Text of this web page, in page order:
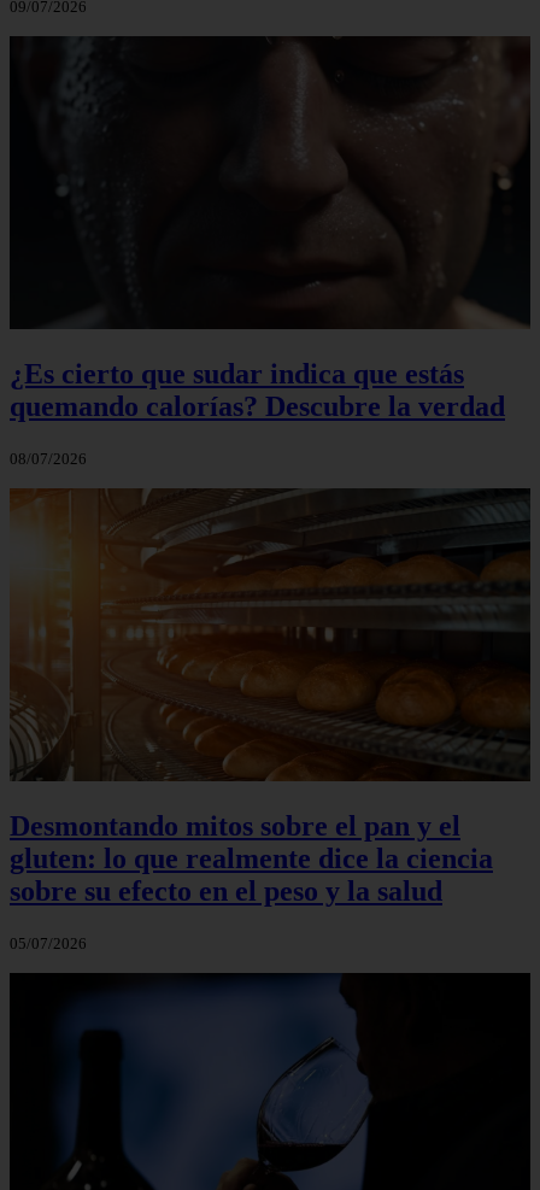
09/07/2026
¿Es cierto que sudar indica que estás
quemando calorías? Descubre la verdad
08/07/2026
Desmontando mitos sobre el pan y el
gluten: lo que realmente dice la ciencia
sobre su efecto en el peso y la salud
05/07/2026